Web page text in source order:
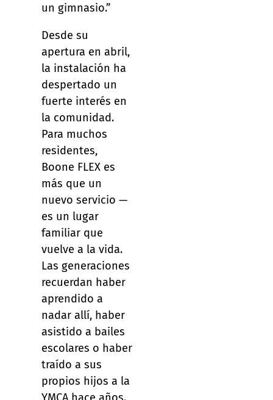
un gimnasio.”
Desde su
apertura en abril,
la instalación ha
despertado un
fuerte interés en
la comunidad.
Para muchos
residentes,
Boone FLEX es
más que un
nuevo servicio —
es un lugar
familiar que
vuelve a la vida.
Las generaciones
recuerdan haber
aprendido a
nadar allí, haber
asistido a bailes
escolares o haber
traído a sus
propios hijos a la